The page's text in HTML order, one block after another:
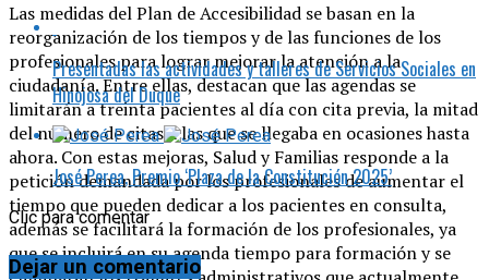
Las medidas del Plan de Accesibilidad se basan en la
reorganización de los tiempos y de las funciones de los
profesionales para lograr mejorar la atención a la
ciudadanía. Entre ellas, destacan que las agendas se
limitarán a treinta pacientes al día con cita previa, la mitad
del número de citas a las que se llegaba en ocasiones hasta
ahora. Con estas mejoras, Salud y Familias responde a la
petición demandada por los profesionales de aumentar el
tiempo que pueden dedicar a los pacientes en consulta,
además se facilitará la formación de los profesionales, ya
que se incluirá en su agenda tiempo para formación y se
Presentadas las actividades y talleres de Servicios Sociales en
Hinojosa del Duque
José Perea, Premio ‘Plaza de la Constitución 2025’
Clic para comentar
Dejar un comentario